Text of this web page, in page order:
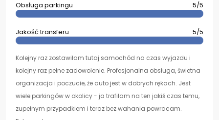
Obsługa parkingu 5/5
Jakość transferu 5/5
Kolejny raz zostawiłam tutaj samochód na czas wyjazdu i
kolejny raz pełne zadowolenie. Profesjonalna obsługa, świetna
organizacja i poczucie, że auto jest w dobrych rękach. Jest
wiele parkingów w okolicy - ja trafiłam na ten jakiś czas temu,
zupełnym przypadkiem i teraz bez wahania powracam.